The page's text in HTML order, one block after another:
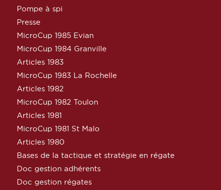
Pompe à spi
Presse
MicroCup 1985 Evian
MicroCup 1984 Granville
Articles 1983
MicroCup 1983 La Rochelle
Articles 1982
MicroCup 1982 Toulon
Articles 1981
MicroCup 1981 St Malo
Articles 1980
Bases de la tactique et stratégie en régate
Doc gestion adhérents
Doc gestion régates